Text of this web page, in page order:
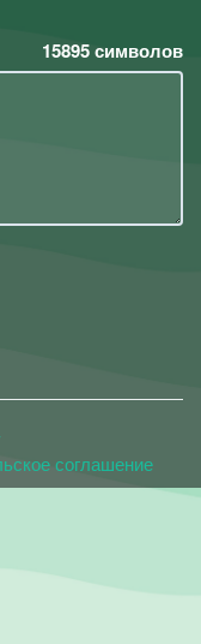
15895символов
соглашение